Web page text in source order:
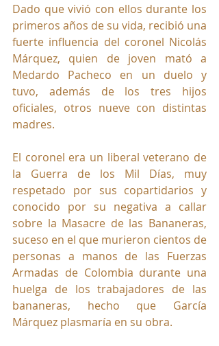
Dado que vivió con ellos durante los
primeros años de su vida, recibió una
fuerte influencia del coronel Nicolás
Márquez, quien de joven mató a
Medardo Pacheco en un duelo y
tuvo, además de los tres hijos
oficiales, otros nueve con distintas
madres.
El coronel era un liberal veterano de
la Guerra de los Mil Días, muy
respetado por sus copartidarios y
conocido por su negativa a callar
sobre la Masacre de las Bananeras,
suceso en el que murieron cientos de
personas a manos de las Fuerzas
Armadas de Colombia durante una
huelga de los trabajadores de las
bananeras, hecho que García
Márquez plasmaría en su obra.